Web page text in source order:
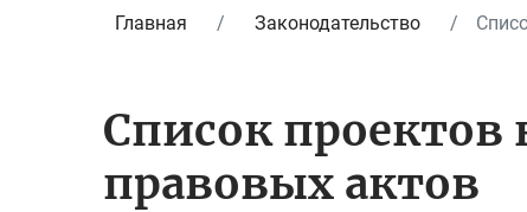
Главная Законодательство
Список
правовых актов